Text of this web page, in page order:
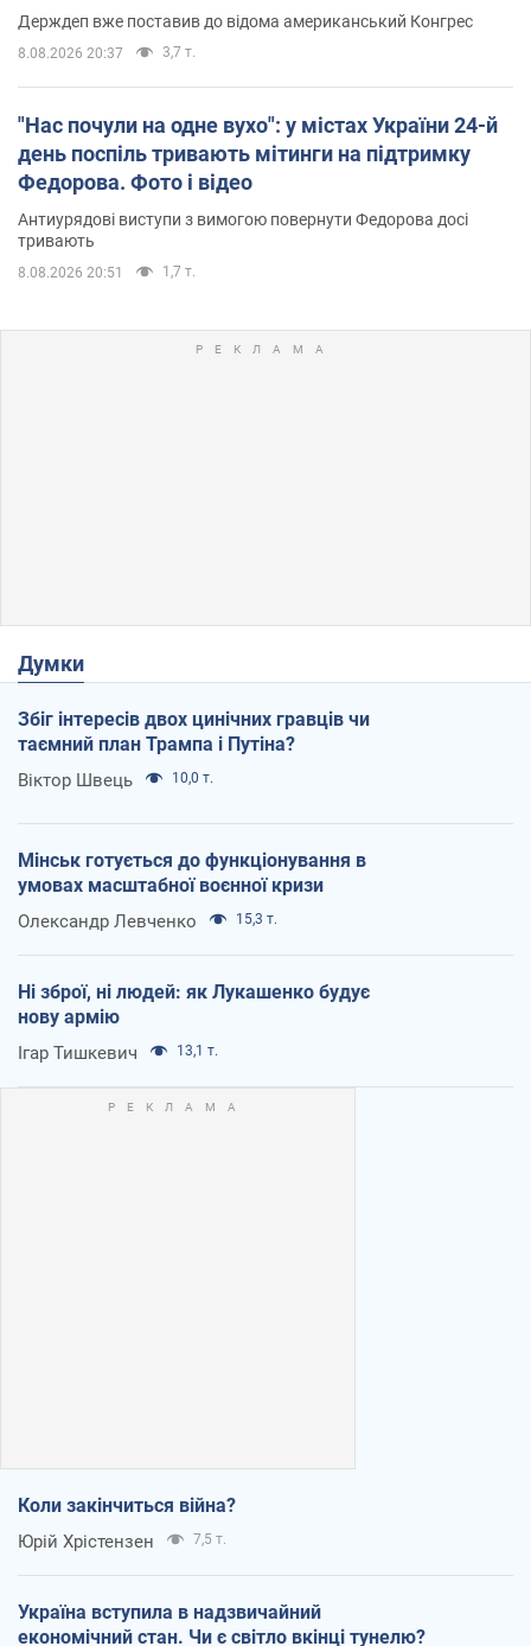
Держдеп вже поставив до відома американський Конгрес
8.08.2026 20:37 3,7 т.
"Нас почули на одне вухо": у містах України 24-й
день поспіль тривають мітинги на підтримку
Федорова. Фото і відео
Антиурядові виступи з вимогою повернути Федорова досі
тривають
8.08.2026 20:51 1,7 т.
Думки
Збіг інтересів двох цинічних гравців чи
таємний план Трампа і Путіна?
Віктор Швець 10,0 т.
Мінськ готується до функціонування в
умовах масштабної воєнної кризи
Олександр Левченко 15,3 т.
Ні зброї, ні людей: як Лукашенко будує
нову армію
Ігар Тишкевич 13,1 т.
Коли закінчиться війна?
Юрій Хрістензен 7,5 т.
Україна вступила в надзвичайний
економічний стан. Чи є світло вкінці тунелю?